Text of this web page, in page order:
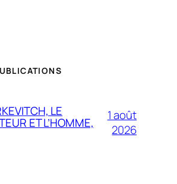
LE
ET L’HOMME,
1 août
2026